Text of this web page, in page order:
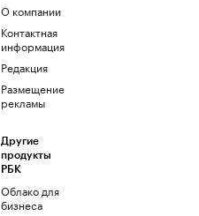
О компании
Контактная
информация
Редакция
Размещение
рекламы
Другие
продукты
РБК
Облако для
бизнеса